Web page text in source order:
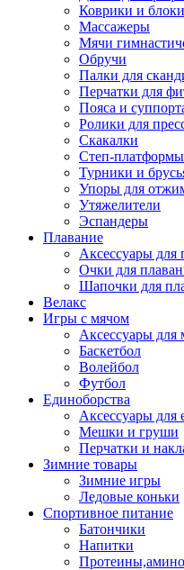
Коврики и
Массажеры
Мячи
Обручи
Палки для
Перчатки для
Пояса и
Ролики для
Скакалки
Степ-платформы
Турники и
Упоры для
Утяжелители
Эспандеры
Плавание
Аксессуары для
Очки для
Шапочки для
Велакс
Игры с мячом
Аксессуары для
Баскетбол
Волейбол
Футбол
Единоборства
Аксессуары для
Мешки и груши
Перчатки и
Зимние товары
Зимние игры
Ледовые коньки
Спортивное питание
Батончики
Напитки